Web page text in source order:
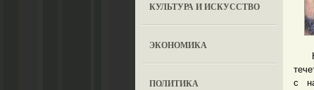
КУЛЬТУРА И ИСКУССТВО
ЭКОНОМИКА
ПОЛИТИКА
с